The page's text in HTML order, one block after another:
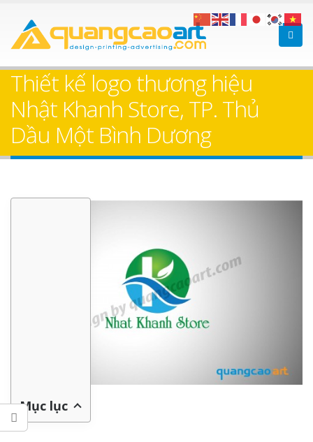
Thiết kế logo thương hiệu
Nhật Khanh Store, TP. Thủ
Dầu Một Bình Dương
Mục lục